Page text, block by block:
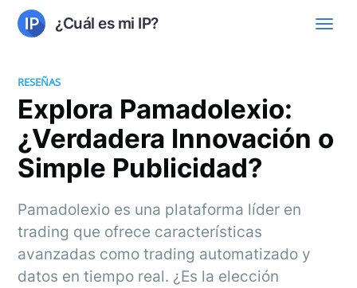
¿Cuál es mi IP?
RESEÑAS
Explora Pamadolexio:
¿Verdadera Innovación o
Simple Publicidad?
Pamadolexio es una plataforma líder en
trading que ofrece características
avanzadas como trading automatizado y
datos en tiempo real. ¿Es la elección